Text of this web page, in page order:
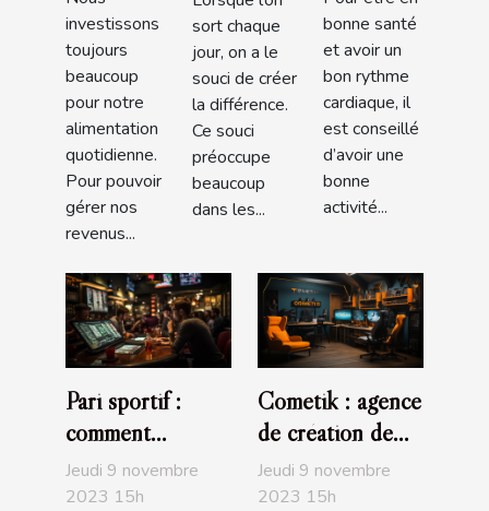
courses ?
investissons
toujours
beaucoup
pour notre
alimentation
quotidienne.
Pour pouvoir
gérer nos
revenus...
sort chaque
jour, on a le
souci de créer
la différence.
Ce souci
préoccupe
beaucoup
dans les...
bonne santé
et avoir un
bon rythme
cardiaque, il
est conseillé
d’avoir une
bonne
activité...
Pari sportif :
comment
maximiser vos
chances de
Jeudi 9 novembre
2023 15h
Cometik : agence
de création de
sites internet
Jeudi 9 novembre
2023 15h